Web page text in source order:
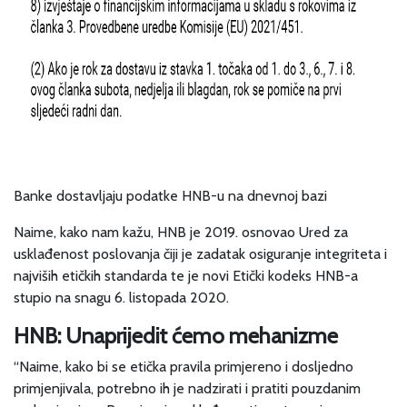
Banke dostavljaju podatke HNB-u na dnevnoj bazi
Naime, kako nam kažu, HNB je 2019. osnovao Ured za
usklađenost poslovanja čiji je zadatak osiguranje integriteta i
najviših etičkih standarda te je novi Etički kodeks HNB-a
stupio na snagu 6. listopada 2020.
HNB: Unaprijedit ćemo mehanizme
“Naime, kako bi se etička pravila primjereno i dosljedno
primjenjivala, potrebno ih je nadzirati i pratiti pouzdanim